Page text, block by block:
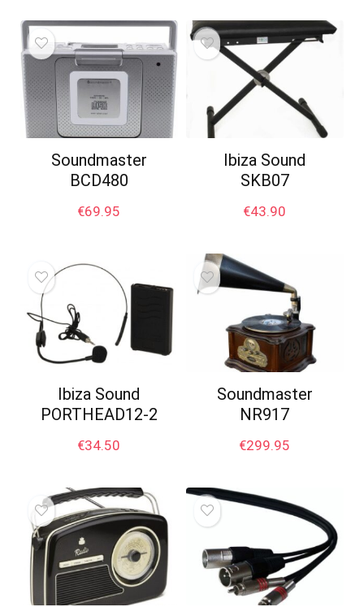
Soundmaster
BCD480
€69.95
Ibiza Sound
SKB07
€43.90
Ibiza Sound
PORTHEAD12-2
€34.50
Soundmaster
NR917
€299.95